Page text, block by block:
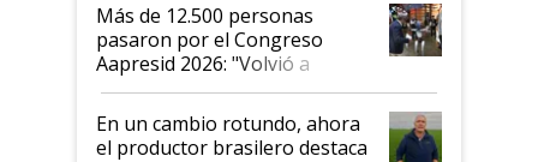
Más de 12.500 personas
pasaron por el Congreso
Aapresid 2026: "Volvió a
demostrar que hablar del
suelo es hablar de todo el
sistema productivo"
En un cambio rotundo, ahora
el productor brasilero destaca